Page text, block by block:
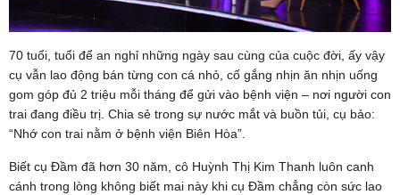
70 tuổi, tuổi để an nghỉ những ngày sau cùng của cuộc đời, ấy vậy
cụ vẫn lao động bán từng con cá nhỏ, cố gắng nhịn ăn nhịn uống
gom góp đủ 2 triệu mỗi tháng để gửi vào bệnh viện – nơi người con
trai đang điều trị. Chia sẻ trong sự nước mắt và buồn tủi, cụ bảo:
“Nhớ con trai nằm ở bệnh viện Biên Hòa”.
Biết cụ Đầm đã hơn 30 năm, cô Huỳnh Thị Kim Thanh luôn canh
cánh trong lòng không biết mai này khi cụ Đầm chẳng còn sức lao